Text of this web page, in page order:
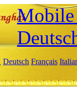
Mobile
Deutsch Français